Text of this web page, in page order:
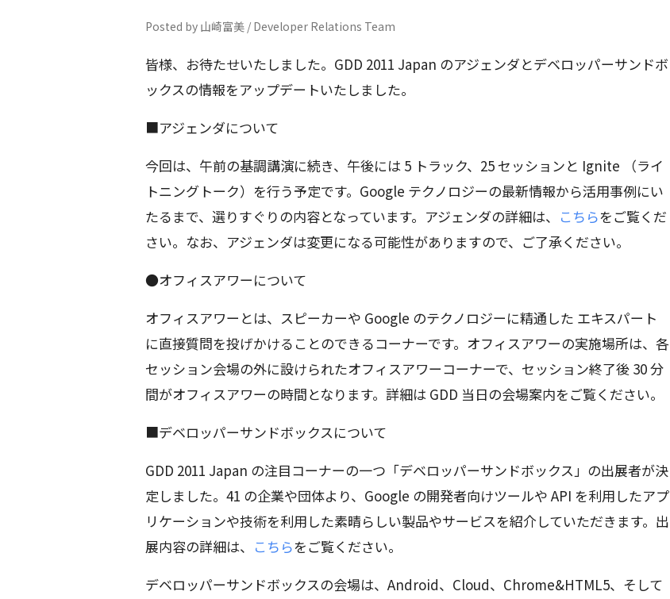
Posted by 山崎富美 / Developer Relations Team
皆様、お待たせいたしました。GDD 2011 Japan のアジェンダとデベロッパーサンドボ
ックスの情報をアップデートいたしました。
■アジェンダについて
今回は、午前の基調講演に続き、午後には 5 トラック、25 セッションと Ignite （ライ
トニングトーク）を行う予定です。Google テクノロジーの最新情報から活用事例にい
たるまで、選りすぐりの内容となっています。アジェンダの詳細は、 こちらをご覧くだ
さい。なお、アジェンダは変更になる可能性がありますので、ご了承ください。
●オフィスアワーについて
オフィスアワーとは、スピーカーや Google のテクノロジーに精通した エキスパート
に直接質問を投げかけることのできるコーナーです。オフィスアワーの実施場所は、各
セッション会場の外に設けられたオフィスアワーコーナーで、セッション終了後 30 分
間がオフィスアワーの時間となります。詳細は GDD 当日の会場案内をご覧ください。
■デベロッパーサンドボックスについて
GDD 2011 Japan の注目コーナーの一つ「デベロッパーサンドボックス」の出展者が決
定しました。41 の企業や団体より、Google の開発者向けツールや API を利用したアプ
リケーションや技術を利用した素晴らしい製品やサービスを紹介していただきます。出
展内容の詳細は、 こちらをご覧ください。
デベロッパーサンドボックスの会場は、Android、Cloud、Chrome&HTML5、そして